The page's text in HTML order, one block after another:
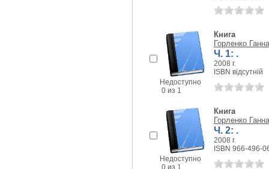
Недоступно
0 из 1
Книга
Горленко
Ч. 1: .
2008 г.
ISBN відсутній
Недоступно
0 из 1
Книга
Горленко
Ч. 2: .
2008 г.
ISBN 966-496-